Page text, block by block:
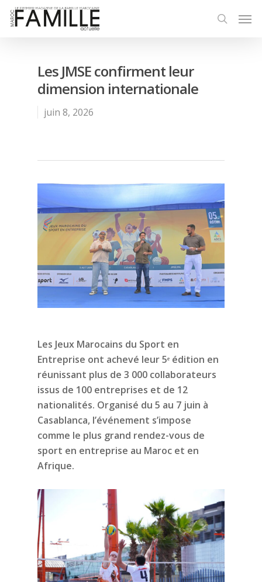
Les JMSE confirment leur
dimension internationale
juin 8, 2026
Les Jeux Marocains du Sport en
Entreprise ont achevé leur 5ᵉ édition en
réunissant plus de 3 000 collaborateurs
issus de 100 entreprises et de 12
nationalités. Organisé du 5 au 7 juin à
Casablanca, l’événement s’impose
comme le plus grand rendez-vous de
sport en entreprise au Maroc et en
Afrique.